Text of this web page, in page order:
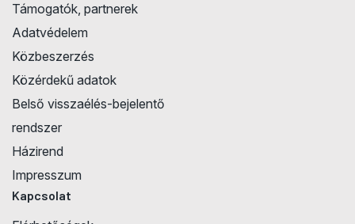
Támogatók, partnerek
Adatvédelem
Közbeszerzés
Közérdekű adatok
Belső visszaélés-bejelentő
rendszer
Házirend
Impresszum
Kapcsolat